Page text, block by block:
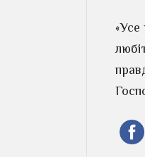
«Усе